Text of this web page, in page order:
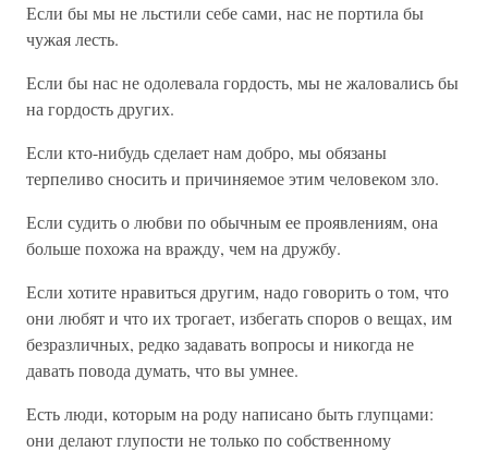
Если бы мы не льстили себе сами, нас не портила бы
чужая лесть.
Если бы нас не одолевала гордость, мы не жаловались бы
на гордость других.
Если кто-нибудь сделает нам добро, мы обязаны
терпеливо сносить и причиняемое этим человеком зло.
Если судить о любви по обычным ее проявлениям, она
больше похожа на вражду, чем на дружбу.
Если хотите нравиться другим, надо говорить о том, что
они любят и что их трогает, избегать споров о вещах, им
безразличных, редко задавать вопросы и никогда не
давать повода думать, что вы умнее.
Есть люди, которым на роду написано быть глупцами:
они делают глупости не только по собственному